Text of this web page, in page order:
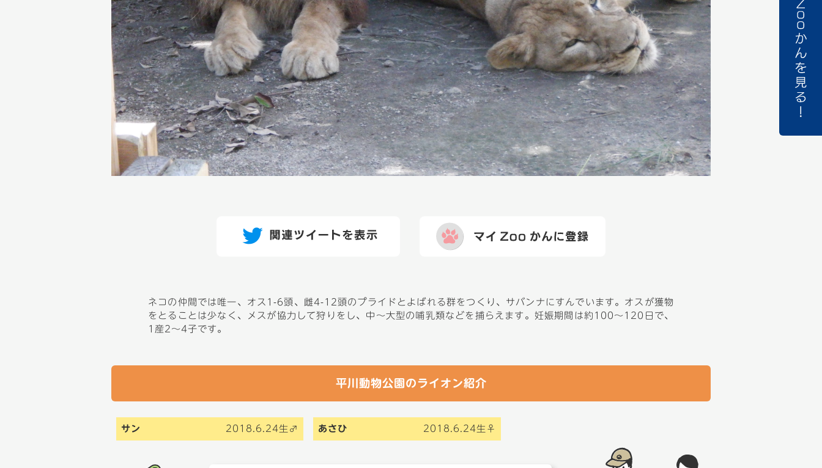
ネコの仲間では唯一、オス1-6頭、雌4-12頭のプライドとよばれる群をつくり、サバンナにすんでいます。オスが獲物
をとることは少なく、メスが協力して狩りをし、中～大型の哺乳類などを捕らえます。妊娠期間は約100～120日で、
1産2～4子です。
平川動物公園のライオン紹介
サン 2018.6.24生♂ あさひ 2018.6.24生♀